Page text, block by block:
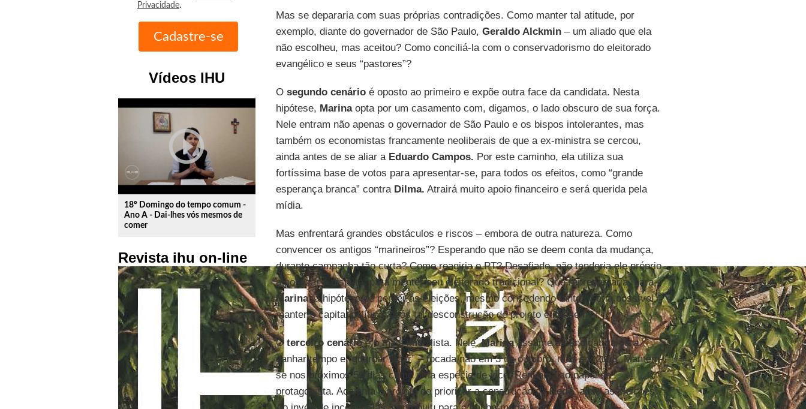
Privacidade.
Vídeos IHU
play_circle_outline
18º Domingo do tempo comum -
Ano A - Dai-lhes vós mesmos de
comer
Revista ihu on-line
Mas se depararia com suas próprias contradições. Como manter tal atitude, por
exemplo, diante do governador de São Paulo, Geraldo Alckmin– um aliado que ela
não escolheu, mas aceitou? Como conciliá-la com o conservadorismo do eleitorado
evangélico e seus “pastores”?
O segundo cenárioé oposto ao primeiro e expõe outra face da candidata. Nesta
hipótese, Marinaopta por um casamento com, digamos, o lado obscuro de sua força.
Nele entram não apenas o governador de São Paulo e os bispos intolerantes, mas
também os economistas francamente neoliberais de que a ex-ministra se cercou,
ainda antes de se aliar aEduardo Campos. Por este caminho, ela utiliza sua
fortíssima base de votos para apresentar-se, para todos os efeitos, como “grande
esperança branca” contra Dilma. Atrairá muito apoio financeiro e será querida pela
mídia.
Mas enfrentará grandes obstáculos e riscos – embora de outra natureza. Como
convencer os antigos “marineiros”? Esperando que não se deem conta da mudança,
durante campanha tão curta? Como reagiria o PT? Desafiado, não tenderia ele próprio
a politizar a disputa, para manter seu eleitorado tradicional? Que representaria, para
Marina, a hipótese de perder as eleições, mesmo concedendo tanto? Seria possível
manter o capital político, após tal desconstrução de projeto e imagem?
O terceiro cenárioé o mais imobilista. Nele,Marinaassume a candidatura para
ganhar tempo e “guardar lugar” – focada não em 3 de outubro, mas em 2018. Mantém-
se nos próximos 50 dias como uma espécie de vice. Renuncia ao papel de
protagonista. Acalenta o projeto de priorizar a construção daRede, após as eleições.